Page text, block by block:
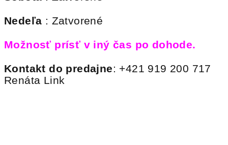
Nedeľa : Zatvorené
Možnosť prísť v iný čas po dohode.
Kontakt do predajne: +421 919 200 717
Renáta Link